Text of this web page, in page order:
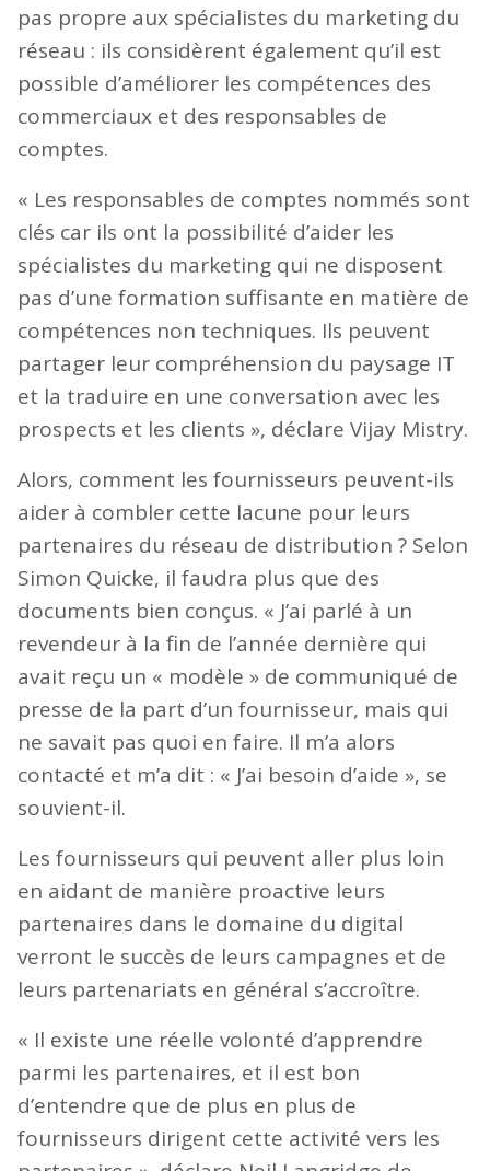
pas propre aux spécialistes du marketing du
réseau : ils considèrent également qu’il est
possible d’améliorer les compétences des
commerciaux et des responsables de
comptes.
« Les responsables de comptes nommés sont
clés car ils ont la possibilité d’aider les
spécialistes du marketing qui ne disposent
pas d’une formation suffisante en matière de
compétences non techniques. Ils peuvent
partager leur compréhension du paysage IT
et la traduire en une conversation avec les
prospects et les clients », déclare Vijay Mistry.
Alors, comment les fournisseurs peuvent-ils
aider à combler cette lacune pour leurs
partenaires du réseau de distribution ? Selon
Simon Quicke, il faudra plus que des
documents bien conçus. « J’ai parlé à un
revendeur à la fin de l’année dernière qui
avait reçu un « modèle » de communiqué de
presse de la part d’un fournisseur, mais qui
ne savait pas quoi en faire. Il m’a alors
contacté et m’a dit : « J’ai besoin d’aide », se
souvient-il.
Les fournisseurs qui peuvent aller plus loin
en aidant de manière proactive leurs
partenaires dans le domaine du digital
verront le succès de leurs campagnes et de
leurs partenariats en général s’accroître.
« Il existe une réelle volonté d’apprendre
parmi les partenaires, et il est bon
d’entendre que de plus en plus de
fournisseurs dirigent cette activité vers les